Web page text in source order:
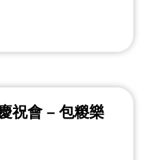
祝會 – 包糉樂